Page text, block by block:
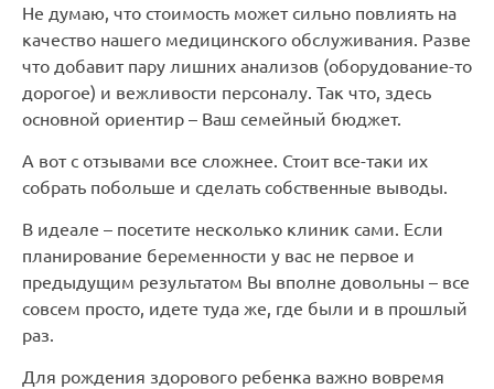
Не думаю, что стоимость может сильно повлиять на
качество нашего медицинского обслуживания. Разве
что добавит пару лишних анализов (оборудование-то
дорогое) и вежливости персоналу. Так что, здесь
основной ориентир – Ваш семейный бюджет.
А вот с отзывами все сложнее. Стоит все-таки их
собрать побольше и сделать собственные выводы.
В идеале – посетите несколько клиник сами. Если
планирование беременности у вас не первое и
предыдущим результатом Вы вполне довольны – все
совсем просто, идете туда же, где были и в прошлый
раз.
Для рождения здорового ребенка важно вовремя